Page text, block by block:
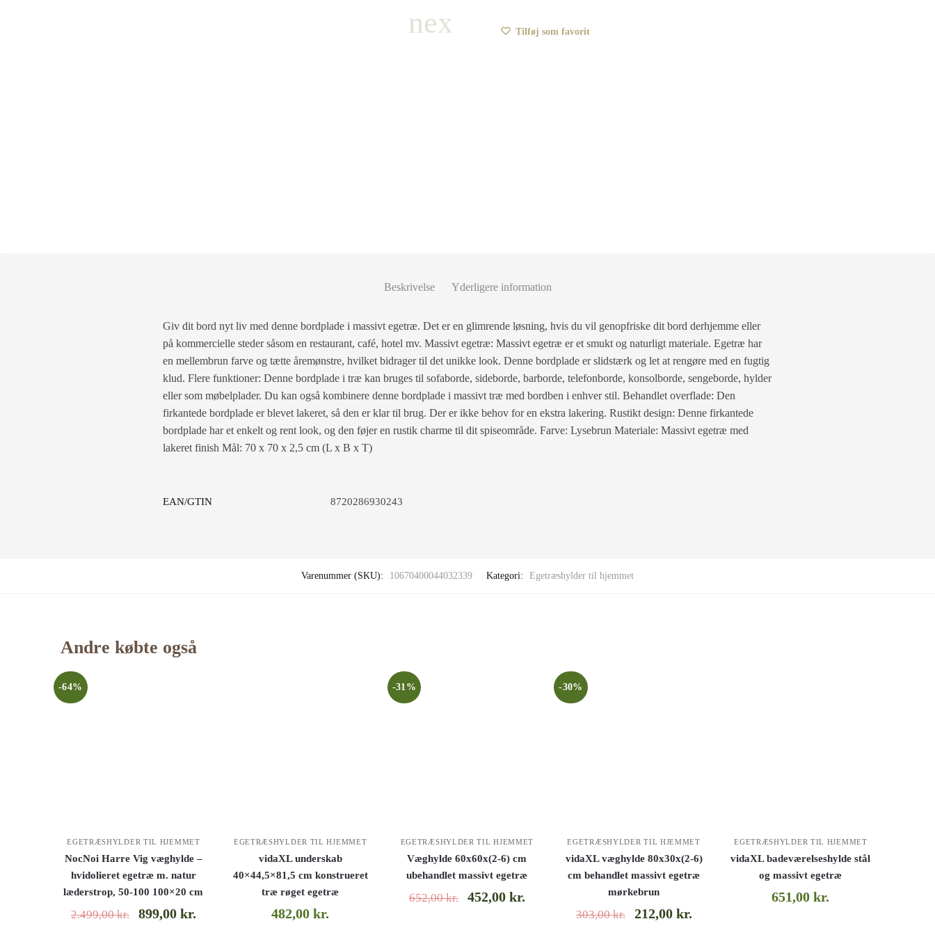
Tilføj som favorit
Beskrivelse Yderligere information
Giv dit bord nyt liv med denne bordplade i massivt egetræ. Det er en glimrende løsning, hvis du vil genopfriske dit bord derhjemme eller
på kommercielle steder såsom en restaurant, café, hotel mv. Massivt egetræ: Massivt egetræ er et smukt og naturligt materiale. Egetræ har
en mellembrun farve og tætte åremønstre, hvilket bidrager til det unikke look. Denne bordplade er slidstærk og let at rengøre med en fugtig
klud. Flere funktioner: Denne bordplade i træ kan bruges til sofaborde, sideborde, barborde, telefonborde, konsolborde, sengeborde, hylder
eller som møbelplader. Du kan også kombinere denne bordplade i massivt træ med bordben i enhver stil. Behandlet overflade: Den
firkantede bordplade er blevet lakeret, så den er klar til brug. Der er ikke behov for en ekstra lakering. Rustikt design: Denne firkantede
bordplade har et enkelt og rent look, og den føjer en rustik charme til dit spiseområde. Farve: Lysebrun Materiale: Massivt egetræ med
lakeret finish Mål: 70 x 70 x 2,5 cm (L x B x T)
EAN/GTIN 8720286930243
Varenummer (SKU): 10670400044032339 Kategori: Egetræshylder til hjemmet
Andre købte også
-64%
EGETRÆSHYLDER TIL HJEMMET
NocNoi Harre Vig væghylde –
hvidolieret egetræ m. natur
læderstrop, 50-100 100×20 cm
2.499,00kr. 899,00 kr.
EGETRÆSHYLDER TIL HJEMMET
vidaXL underskab
40×44,5×81,5 cm konstrueret
træ røget egetræ
482,00kr.
-31%
EGETRÆSHYLDER TIL HJEMMET
Væghylde 60x60x(2-6) cm
ubehandlet massivt egetræ
652,00kr. 452,00 kr.
-30%
EGETRÆSHYLDER TIL HJEMMET
vidaXL væghylde 80x30x(2-6)
cm behandlet massivt egetræ
mørkebrun
303,00kr. 212,00 kr.
EGETRÆSHYLDER TIL HJEMMET
vidaXL badeværelseshylde stål
og massivt egetræ
651,00kr.